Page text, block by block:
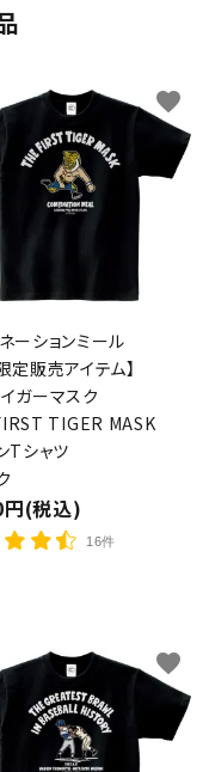
ーションミール
定販売アイテム】
ガーマスク
TIGER MASK
Tシャツ
(税込)
16件
favorite
favorite